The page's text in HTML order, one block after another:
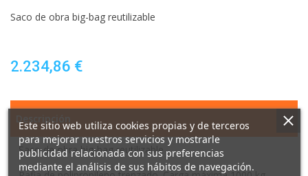
Saco de obra big-bag reutilizable
2.234,86 €
Saco de obra big-bag reutilizable
Este sitio web utiliza cookies propias y de terceros
para mejorar nuestros servicios y mostrarle
publicidad relacionada con sus preferencias
mediante el análisis de sus hábitos de navegación.